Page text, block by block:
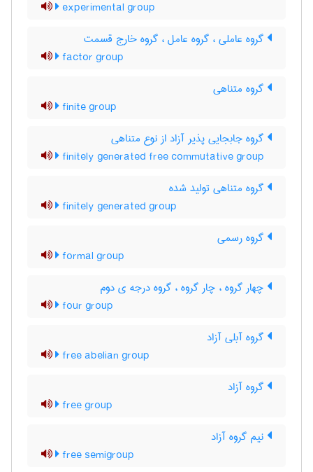
experimental group
گروه عاملی ، گروه عامل ، گروه خارج قسمت
factor group
گروه متناهی
finite group
گروه جابجایی پذیر آزاد از نوع متناهی
finitely generated free commutative group
گروه متناهی تولید شده
finitely generated group
گروه رسمی
formal group
چهار گروه ، چار گروه ، گروه درجه ی دوم
four group
گروه آبلی آزاد
free abelian group
گروه آزاد
free group
نیم گروه آزاد
free semigroup